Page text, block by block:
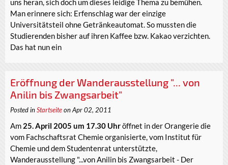
uns heran, sich doch um dieses leidige Thema zu bemühen.
Man erinnere sich: Erfenschlag war der einzige
Universitätsteil ohne Getränkeautomat. So mussten die
Studierenden bisher auf ihren Kaffee bzw. Kakao verzichten.
Das hat nun ein
Eröffnung der Wanderausstellung "... von
Anilin bis Zwangsarbeit"
Posted inStartseiteon Apr 02, 2011
Am 25. April 2005 um 17.30 Uhröffnet in der Orangerie die
vom Fachschaftsrat Chemie organisierte, vom Institut für
Chemie und dem Studentenrat unterstützte,
Wanderausstellung "...von Anilin bis Zwangsarbeit - Der